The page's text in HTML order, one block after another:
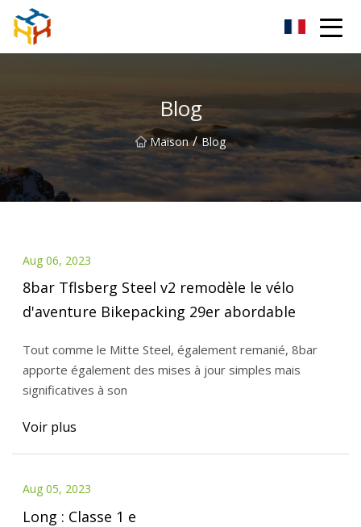
Blog
Maison / Blog
Aug 06, 2023
8bar Tflsberg Steel v2 remodèle le vélo
d'aventure Bikepacking 29er abordable
Tout comme le Mitte Steel, également remanié, 8bar
apporte également des mises à jour simples mais
significatives à son
Voir plus
Aug 05, 2023
Long : Classe 1 e